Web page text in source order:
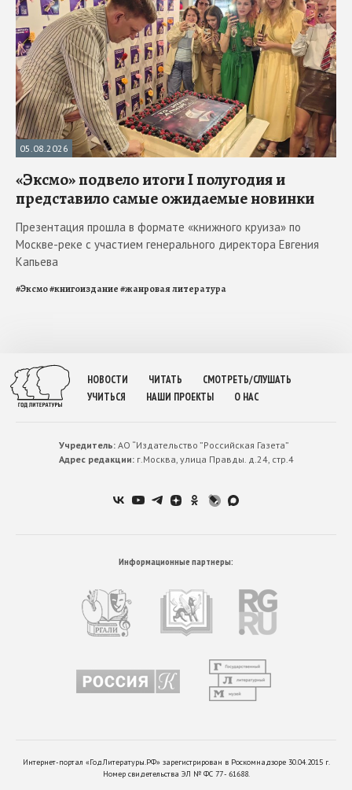
05.08.2026
«Эксмо» подвело итоги I полугодия и
представило самые ожидаемые новинки
Презентация прошла в формате «книжного круиза» по
Москве-реке с участием генерального директора Евгения
Капьева
#Эксмо#книгоиздание#жанровая литература
НОВОСТИ ЧИТАТЬ
СМОТРЕТЬ/СЛУШАТЬ
УЧИТЬСЯ
НАШИ ПРОЕКТЫ О НАС
Учредитель:АО “Издательство ”Российская Газета”
Адрес редакции:г.Москва, улица Правды. д.24, стр.4
Информационные партнеры:
Интернет-портал «ГодЛитературы.РФ» зарегистрирован в Роскомнадзоре 30.04.2015 г.
Номер свидетельства ЭЛ № ФС 77 - 61688.